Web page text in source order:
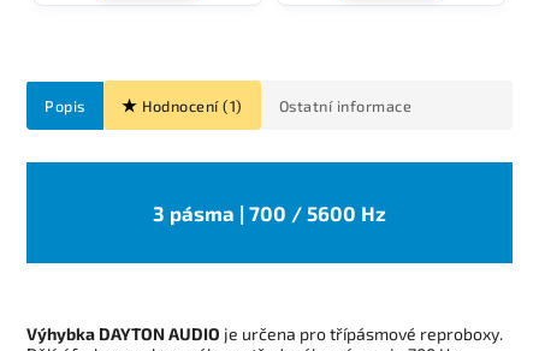
Popis Hodnocení (1) Ostatní informace
3 pásma | 700 / 5600 Hz
Výhybka DAYTON AUDIO je určena pro třípásmové reproboxy.